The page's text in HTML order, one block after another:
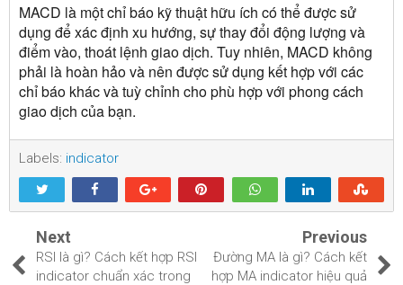
MACD là một chỉ báo kỹ thuật hữu ích có thể được sử
dụng để xác định xu hướng, sự thay đổi động lượng và
điểm vào, thoát lệnh giao dịch. Tuy nhiên, MACD không
phải là hoàn hảo và nên được sử dụng kết hợp với các
chỉ báo khác và tuỳ chỉnh cho phù hợp với phong cách
giao dịch của bạn.
Labels: indicator
Next
RSI là gì? Cách kết hợp RSI
indicator chuẩn xác trong
Previous
Đường MA là gì? Cách kết
hợp MA indicator hiệu quả